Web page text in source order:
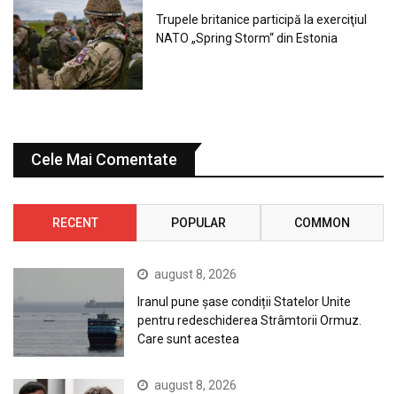
Trupele britanice participă la exerciţiul
NATO „Spring Storm“ din Estonia
Cele Mai Comentate
RECENT POPULAR COMMON
august 8, 2026
Iranul pune șase condiții Statelor Unite
pentru redeschiderea Strâmtorii Ormuz.
Care sunt acestea
august 8, 2026